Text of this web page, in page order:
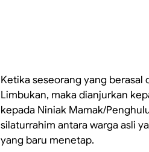
Ketika seseorang yang berasal
Limbukan, maka dianjurkan
kepada Niniak Mamak/
silaturrahim antara warga asli
yang baru menetap.